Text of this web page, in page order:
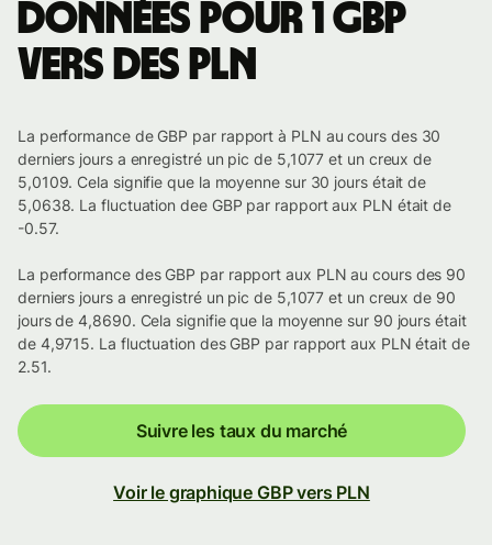
Données pour 1 GBP
vers des PLN
La performance de GBP par rapport à PLN au cours des 30
derniers jours a enregistré un pic de 5,1077 et un creux de
5,0109. Cela signifie que la moyenne sur 30 jours était de
5,0638. La fluctuation dee GBP par rapport aux PLN était de
-0.57.
La performance des GBP par rapport aux PLN au cours des 90
derniers jours a enregistré un pic de 5,1077 et un creux de 90
jours de 4,8690. Cela signifie que la moyenne sur 90 jours était
de 4,9715. La fluctuation des GBP par rapport aux PLN était de
2.51.
Suivre les taux du marché
Voir le graphique GBP vers PLN